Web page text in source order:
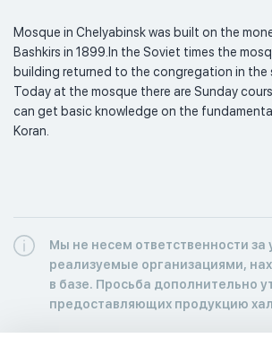
Mosque in Chelyabinsk was built on the
Bashkirs in 1899.In the Soviet times the
building returned to the congregation in the
Today at the mosque there are Sunday
can get basic knowledge on the
Koran.
Мы не несем ответственности за
реализуемые организациями,
в базе. Просьба дополнительно
предоставляющих продукцию